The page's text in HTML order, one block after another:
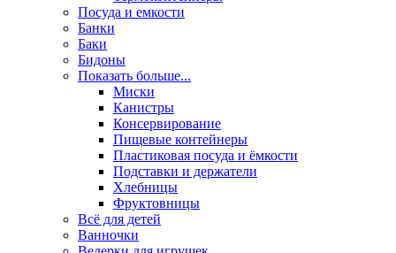
Посуда и емкости
Банки
Баки
Бидоны
Показать больше...
Миски
Канистры
Консервирование
Пищевые контейнеры
Пластиковая посуда и ёмкости
Подставки и держатели
Хлебницы
Фруктовницы
Всё для детей
Ванночки